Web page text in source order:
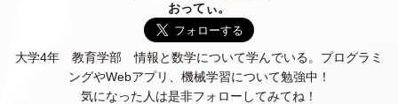
おってぃ。
大学4年 教育学部 情報と数学について学んでいる。プログラミ
ングやWebアプリ、機械学習について勉強中！
気になった人は是非フォローしてみてね！